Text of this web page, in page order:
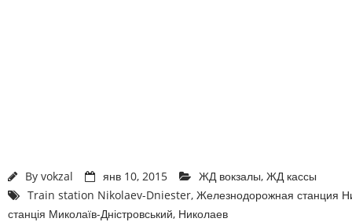
By vokzal янв 10, 2015 ЖД вокзалы, ЖД кассы
Train station Nikolaev-Dniester, Железнодорожная станция
станція Миколаїв-Дністровський, Николаев